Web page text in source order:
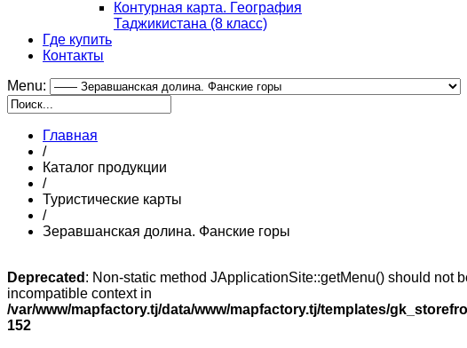
Контурная карта. География
Таджикистана (8 класс)
Где купить
Контакты
Menu:
Главная
/
Каталог продукции
/
Туристические карты
/
Зеравшанская долина. Фанские горы
Deprecated : Non-static method JApplicationSite::getMenu() should not
incompatible context in
/var/www/mapfactory.tj/data/www/mapfactory.tj/templates/
152